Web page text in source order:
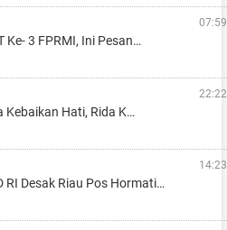
07:59
Ke- 3 FPRMI, Ini Pesan…
22:22
Kebaikan Hati, Rida K…
14:23
RI Desak Riau Pos Hormati…